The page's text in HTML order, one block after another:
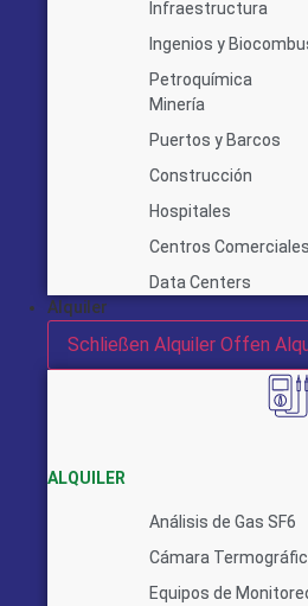
Infraestructura
Ingenios y
Petroquímica
Minería
Puertos y Barcos
Construcción
Hospitales
Centros Comerciales
Data Centers
Alquiler
Schließen Alquiler Offen
ALQUILER
Análisis de Gas SF6
Cámara
Equipos de